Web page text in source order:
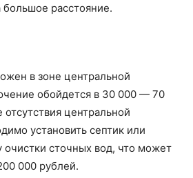
большое расстояние.
в зоне центральной
обойдется в 30 000 — 70
центральной
установить септик или
сточных вод, что может
000 рублей.